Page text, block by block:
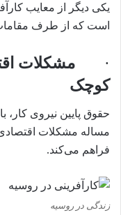
یکی دیگر از معایب
است که از طرف مقامات
·
مشکلات
کوچک
حقوق پایین نیروی
مساله مشکلات
فراهم می‌کند.
زندگی در روسیه